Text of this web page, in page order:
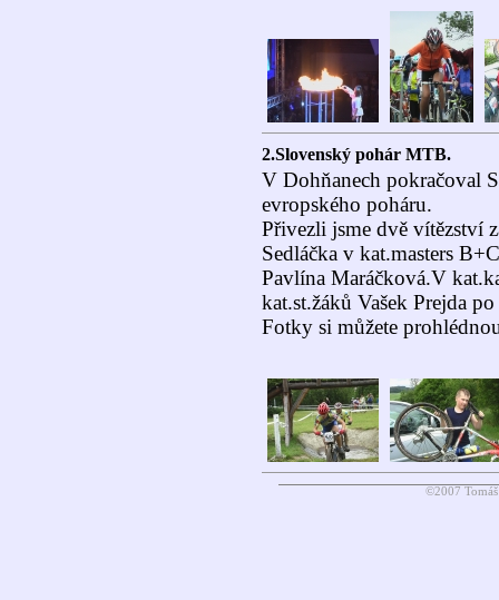
2.Slovenský pohár MTB.
V Dohňanech pokračoval
evropského poháru.
Přivezli jsme dvě vítězství
Sedláčka v kat.masters
Pavlína Maráčková.V
kat.st.žáků Vašek Prejda
Fotky si můžete
©2007